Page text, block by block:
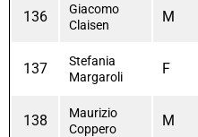
136
Giacomo
Claisen
M
137
Stefania
Margaroli
F
138
Maurizio
Coppero
M